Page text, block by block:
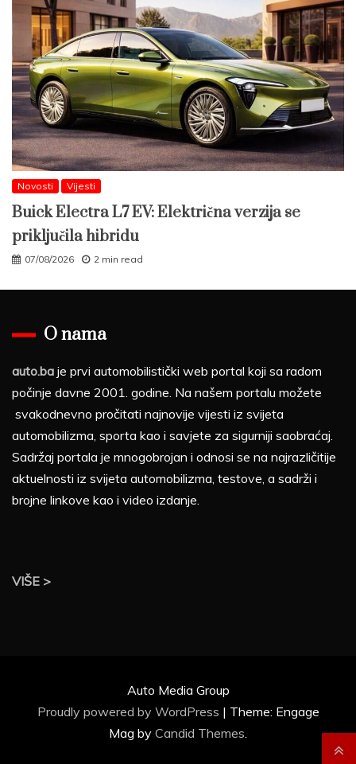
Novosti Vijesti
Buick Electra L7 EV: Električna verzija se
priključila hibridu
07/08/2026 2 min read
O nama
auto.ba je prvi automobilistički web portal koji sa radom
počinje davne 2001. godine. Na našem portalu možete
svakodnevno pročitati najnovije vijesti iz svijeta
automobilizma, sporta kao i savjete za sigurniji saobraćaj.
Sadržaj portala je mnogobrojan i odnosi se na najrazličitije
aktuelnosti iz svijeta automobilizma, testove, a sadrži i
brojne linkove kao i video izdanje.
VIŠE >
Auto Media Group
Proudly powered by WordPress | Theme: Engage
Mag by Candid Themes